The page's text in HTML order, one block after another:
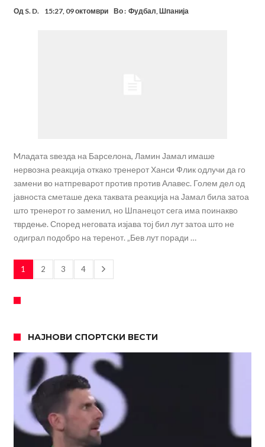
Од S. D. 15:27, 09 октомври Во : Фудбал,Шпанија
Mладата ѕвезда на Барселона, Ламин Јамал имаше
нервозна реакција откако тренерот Ханси Флик одлучи да го
замени во натпреварот против против Алавес. Голем дел од
јавноста сметаше дека таквата реакција на Јамал била затоа
што тренерот го заменил, но Шпанецот сега има поинакво
тврдење. Според неговата изјава тој бил лут затоа што не
одиграл подобро на теренот. „Бев лут поради …
1 2 3 4
НАЈНОВИ СПОРТСКИ ВЕСТИ